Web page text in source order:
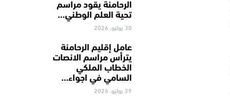
الرحامنة يقود مراسم
تحية العلم الوطني…
30 يوليو, 2026
عامل إقليم الرحامنة
يترأس مراسم الانصات
الخطاب الملكي
السامي في اجواء…
29 يوليو, 2026